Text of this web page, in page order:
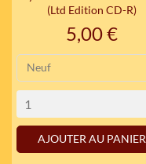
(Ltd Edition CD-R)
Prix
5,00 €
AJOUTER AU PANIER